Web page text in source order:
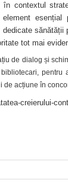
contextul
esențial
sănătății
tot mai
de dialog și
acțiune în
creierului-